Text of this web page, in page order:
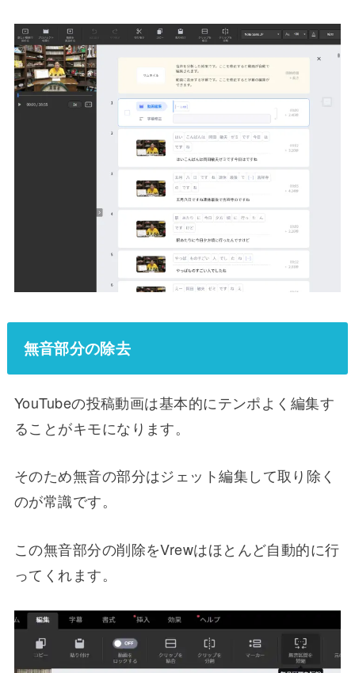
無音部分の除去
YouTubeの投稿動画は基本的にテンポよく編集す
ることがキモになります。
そのため無音の部分はジェット編集して取り除く
のが常識です。
この無音部分の削除をVrewはほとんど自動的に行
ってくれます。